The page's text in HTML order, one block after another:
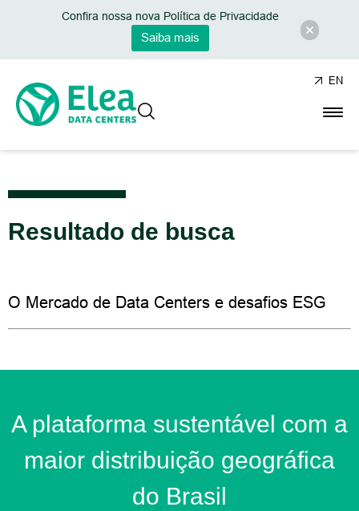
Confira nossa nova Política de Privacidade
Saiba mais
EN
Resultado de busca
O Mercado de Data Centers e desafios ESG
A plataforma sustentável com a
maior distribuição geográfica
do Brasil